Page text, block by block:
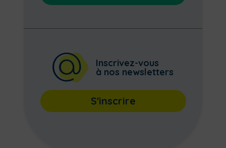
Inscrivez-vous
à nos newsletters
S'inscrire